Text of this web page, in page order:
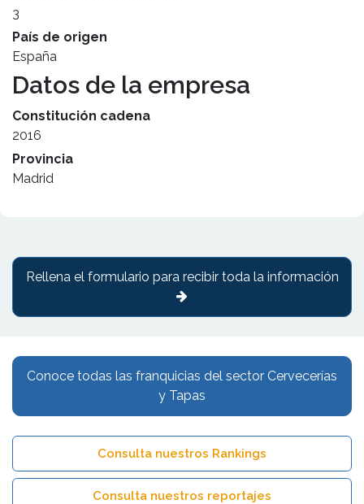
3
País de origen
España
Datos de la empresa
Constitución cadena
2016
Provincia
Madrid
Conoce todas las franquicias del sector Cervecerías
y Tapas
Consulta nuestros Rankings
Consulta nuestros reportajes